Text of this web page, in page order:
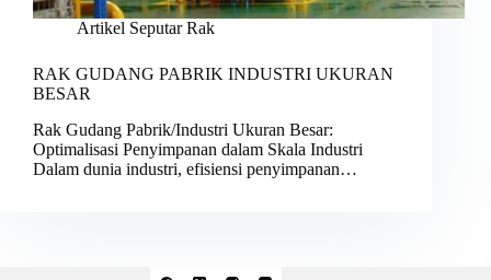
Artikel Seputar Rak
RAK GUDANG PABRIK INDUSTRI UKURAN
BESAR
Rak Gudang Pabrik/Industri Ukuran Besar:
Optimalisasi Penyimpanan dalam Skala Industri
Dalam dunia industri, efisiensi penyimpanan…